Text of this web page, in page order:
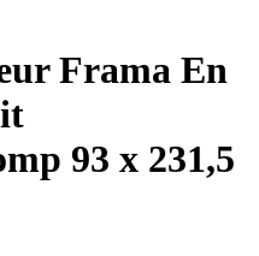
Frama En
93 x 231,5